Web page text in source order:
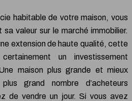
habitable de votre maison, vous
valeur sur le marché immobilier.
extension de haute qualité, cette
un investissement
maison plus grande et mieux
grand nombre d’acheteurs
de vendre un jour. Si vous avez